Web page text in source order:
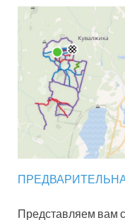
Представляем вам